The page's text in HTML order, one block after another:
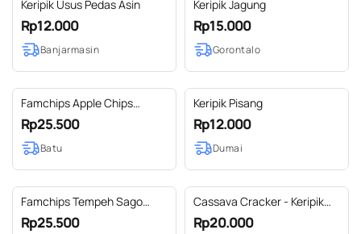
Keripik Usus Pedas Asin
Rp12.000
Banjarmasin
Keripik Jagung
Rp15.000
Gorontalo
Famchips Apple Chips
(Keripik Apel)
Rp25.500
Batu
Keripik Pisang
Rp12.000
Dumai
Famchips Tempeh Sago
Chips (Keripik Tempeh Sago)
Rp25.500
Cassava Cracker - Keripik
singkong
Rp20.000